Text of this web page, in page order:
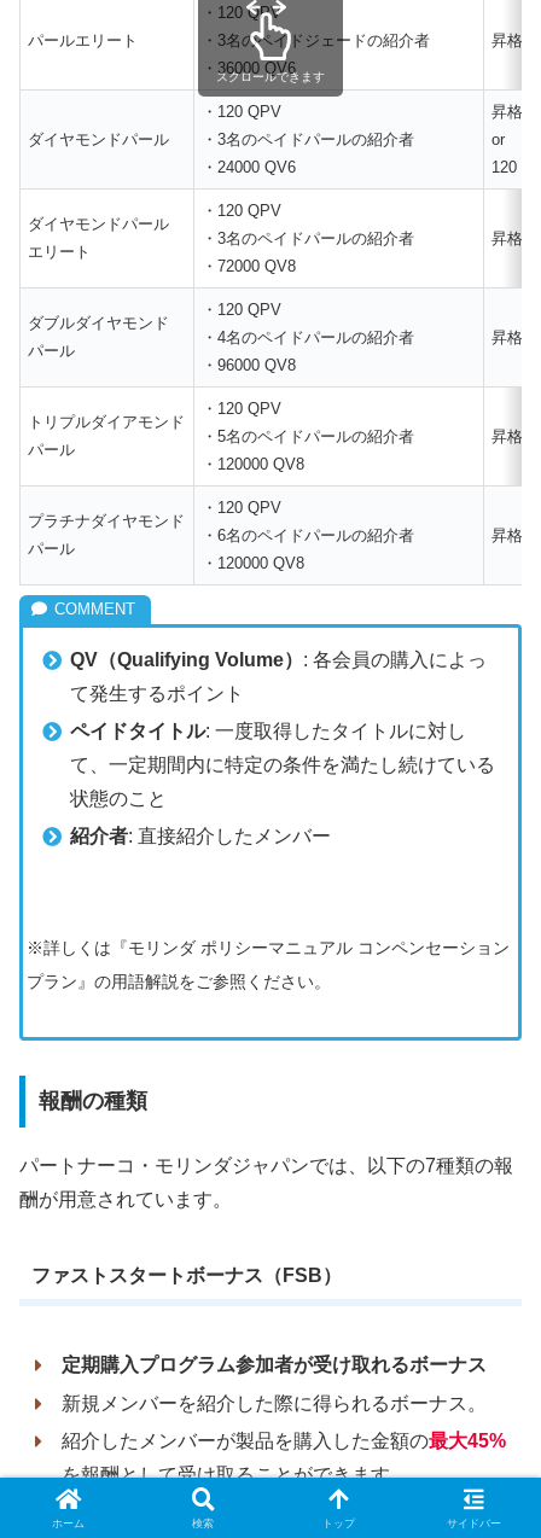
パールエリート
・120 QPV
・3名のペイドジェードの紹介者
・36000 QV6
昇格
ダイヤモンドパール
・120 QPV
・3名のペイドパールの紹介者
・24000 QV6
昇格
or
120
ダイヤモンドパール
エリート
・120 QPV
・3名のペイドパールの紹介者
・72000 QV8
昇格
ダブルダイヤモンド
パール
・120 QPV
・4名のペイドパールの紹介者
・96000 QV8
昇格
トリプルダイアモンド
パール
・120 QPV
・5名のペイドパールの紹介者
・120000 QV8
昇格
プラチナダイヤモンド
パール
・120 QPV
・6名のペイドパールの紹介者
・120000 QV8
昇格
スクロールできます
QV（Qualifying Volume） : 各会員の購入によっ
て発生するポイント
ペイドタイトル: 一度取得したタイトルに対し
て、一定期間内に特定の条件を満たし続けている
状態のこと
紹介者: 直接紹介したメンバー
※詳しくは『モリンダ ポリシーマニュアル コンペンセーション
プラン』の用語解説をご参照ください。
報酬の種類
パートナーコ・モリンダジャパンでは、以下の7種類の報
酬が用意されています。
ファストスタートボーナス（FSB）
定期購入プログラム参加者が受け取れるボーナス
新規メンバーを紹介した際に得られるボーナス。
紹介したメンバーが製品を購入した金額の最大45%
を報酬として受け取ることができます。
ホーム 検索 トップ サイドバー